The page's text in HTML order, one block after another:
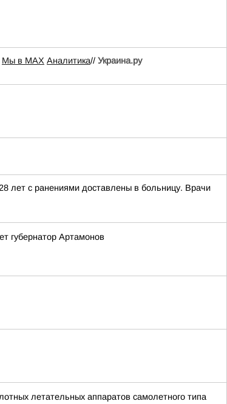
Мы в MAX Аналитика// Украина.ру
лет с ранениями доставлены в больницу. Врачи
губернатор Артамонов
летательных аппаратов самолетного типа